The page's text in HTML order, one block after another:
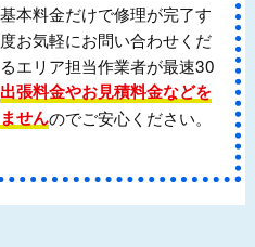
本料金だけで修理が完了す
お気軽にお問い合わせくだ
エリア担当作業者が最速30
出張料金やお見積料金などを
せんのでご安心ください。